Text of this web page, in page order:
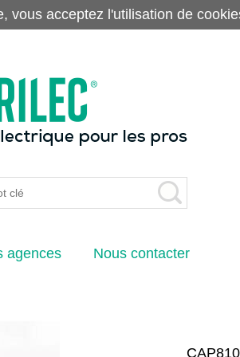
agences Nous contacter
vous acceptez l'utilisation de